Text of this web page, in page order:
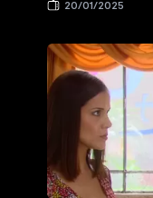
20/01/2025